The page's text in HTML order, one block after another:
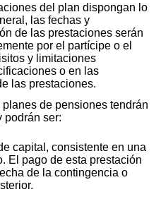
del plan dispongan lo
las fechas y
de las prestaciones serán
por el partícipe o el
y limitaciones
o en las
las prestaciones.
de pensiones tendrán
podrán ser:
capital, consistente en una
El pago de esta prestación
de la contingencia o